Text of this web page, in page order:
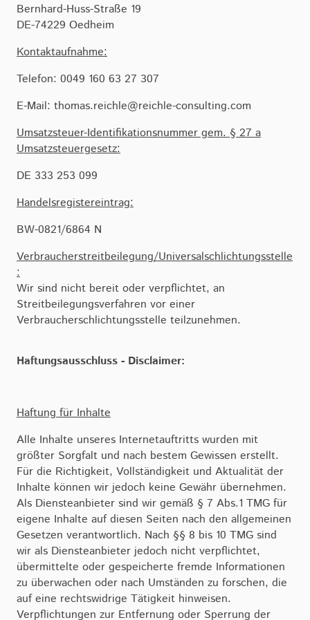
Bernhard-Huss-Straße 19
DE-74229 Oedheim
Kontaktaufnahme:
Telefon: 0049 160 63 27 307
E-Mail: thomas.reichle@reichle-consulting.com
Umsatzsteuer-Identifikationsnummer gem. § 27 a
Umsatzsteuergesetz:
DE 333 253 099
Handelsregistereintrag:
BW-0821/6864 N
Verbraucherstreitbeilegung/Universalschlichtungsstelle
:
Wir sind nicht bereit oder verpflichtet, an
Streitbeilegungsverfahren vor einer
Verbraucherschlichtungsstelle teilzunehmen.
Haftungsausschluss - Disclaimer:
Haftung für Inhalte
Alle Inhalte unseres Internetauftritts wurden mit
größter Sorgfalt und nach bestem Gewissen erstellt.
Für die Richtigkeit, Vollständigkeit und Aktualität der
Inhalte können wir jedoch keine Gewähr übernehmen.
Als Diensteanbieter sind wir gemäß § 7 Abs.1 TMG für
eigene Inhalte auf diesen Seiten nach den allgemeinen
Gesetzen verantwortlich. Nach §§ 8 bis 10 TMG sind
wir als Diensteanbieter jedoch nicht verpflichtet,
übermittelte oder gespeicherte fremde Informationen
zu überwachen oder nach Umständen zu forschen, die
auf eine rechtswidrige Tätigkeit hinweisen.
Verpflichtungen zur Entfernung oder Sperrung der